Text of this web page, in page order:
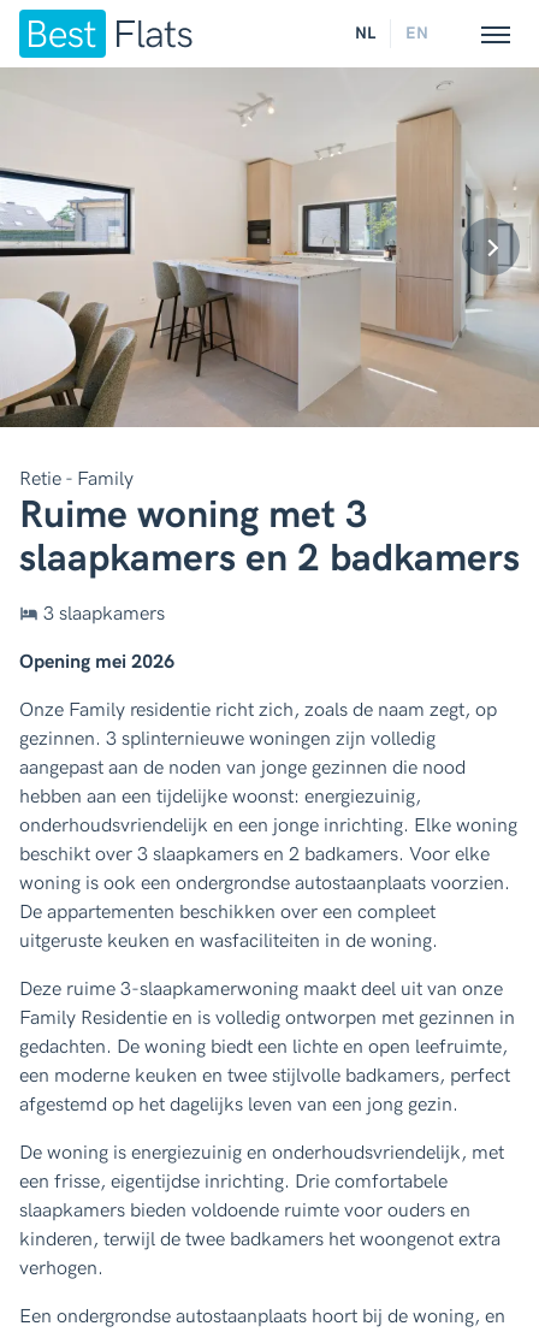
NL EN
Retie - Family
Ruime woning met 3
slaapkamers en 2 badkamers
3 slaapkamers
Opening mei 2026
Onze Family residentie richt zich, zoals de naam zegt, op
gezinnen. 3 splinternieuwe woningen zijn volledig
aangepast aan de noden van jonge gezinnen die nood
hebben aan een tijdelijke woonst: energiezuinig,
onderhoudsvriendelijk en een jonge inrichting. Elke woning
beschikt over 3 slaapkamers en 2 badkamers. Voor elke
woning is ook een ondergrondse autostaanplaats voorzien.
De appartementen beschikken over een compleet
uitgeruste keuken en wasfaciliteiten in de woning.
Deze ruime 3-slaapkamerwoning maakt deel uit van onze
Family Residentie en is volledig ontworpen met gezinnen in
gedachten. De woning biedt een lichte en open leefruimte,
een moderne keuken en twee stijlvolle badkamers, perfect
afgestemd op het dagelijks leven van een jong gezin.
De woning is energiezuinig en onderhoudsvriendelijk, met
een frisse, eigentijdse inrichting. Drie comfortabele
slaapkamers bieden voldoende ruimte voor ouders en
kinderen, terwijl de twee badkamers het woongenot extra
verhogen.
Een ondergrondse autostaanplaats hoort bij de woning, en